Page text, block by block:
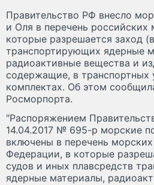
Правительство РФ внесло
и Оля в перечень российских
которые разрешается заход
транспортирующих ядерные
радиоактивные вещества и
содержащие, в транспортных
комплектах. Об этом
Росморпорта.
"Распоряжением
14.04.2017 № 695-р морские
включены в перечень
Федерации, в которые
судов и иных плавсредств
ядерные материалы,